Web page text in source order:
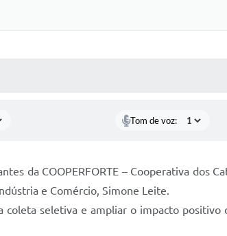
Tom de voz:
da COOPERFORTE – Cooperativa dos
e Comércio, Simone Leite.
seletiva e ampliar o impacto